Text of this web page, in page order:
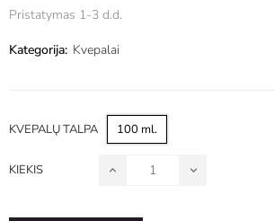
Pristatymas 1-3 d.d.
Kategorija: Kvepalai
KVEPALŲ TALPA 100 ml.
KIEKIS